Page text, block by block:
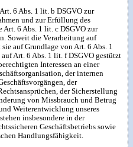
6 Abs. 1 lit. b DSGVO zur
und zur Erfüllung des
Art. 6 Abs. 1 lit. c DSGVO zur
Soweit die Verarbeitung auf
auf Grundlage von Art. 6 Abs. 1
Art. 6 Abs. 1 lit. f DSGVO gestützt
Interessen an einer
der internen
der
der Sicherstellung
von Missbrauch und Betrug
Weiterentwicklung unseres
insbesondere in der
Geschäftsbetriebs sowie
Handlungsfähigkeit.